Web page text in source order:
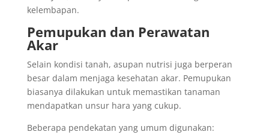
kelembapan.
Pemupukan dan Perawatan
Akar
Selain kondisi tanah, asupan nutrisi juga berperan
besar dalam menjaga kesehatan akar. Pemupukan
biasanya dilakukan untuk memastikan tanaman
mendapatkan unsur hara yang cukup.
Beberapa pendekatan yang umum digunakan: